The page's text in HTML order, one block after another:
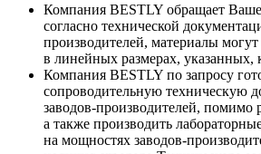
Компания BESTLY обращает
согласно технической
производителей, материалы
в линейных размерах, указанных,
Компания BESTLY по запросу
сопроводительную техническую
заводов-производителей, помимо
а также производить
на мощностях заводов-